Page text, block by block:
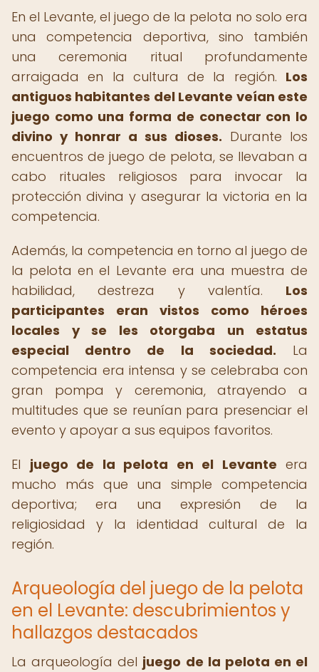
En el Levante, el juego de la pelota no solo era
una competencia deportiva, sino también
una ceremonia ritual profundamente
arraigada en la cultura de la región. Los
antiguos habitantes del Levante veían este
juego como una forma de conectar con lo
divino y honrar a sus dioses. Durante los
encuentros de juego de pelota, se llevaban a
cabo rituales religiosos para invocar la
protección divina y asegurar la victoria en la
competencia.
Además, la competencia en torno al juego de
la pelota en el Levante era una muestra de
habilidad, destreza y valentía. Los
participantes eran vistos como héroes
locales y se les otorgaba un estatus
especial dentro de la sociedad. La
competencia era intensa y se celebraba con
gran pompa y ceremonia, atrayendo a
multitudes que se reunían para presenciar el
evento y apoyar a sus equipos favoritos.
El juego de la pelota en el Levante era
mucho más que una simple competencia
deportiva; era una expresión de la
religiosidad y la identidad cultural de la
región.
Arqueología del juego de la pelota
en el Levante: descubrimientos y
hallazgos destacados
La arqueología del juego de la pelota en el